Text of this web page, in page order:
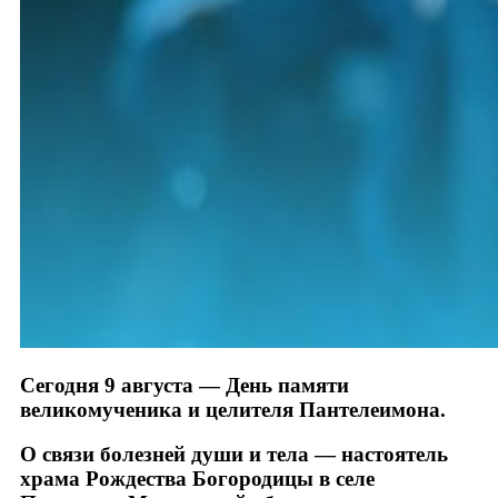
Сегодня 9 августа — День памяти
великомученика и целителя Пантелеимона.
О связи болезней души и тела — настоятель
храма Рождества Богородицы в селе